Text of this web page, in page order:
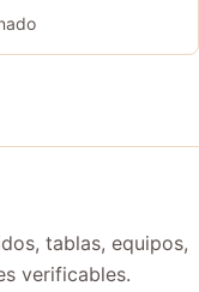
tablas, equipos,
verificables.